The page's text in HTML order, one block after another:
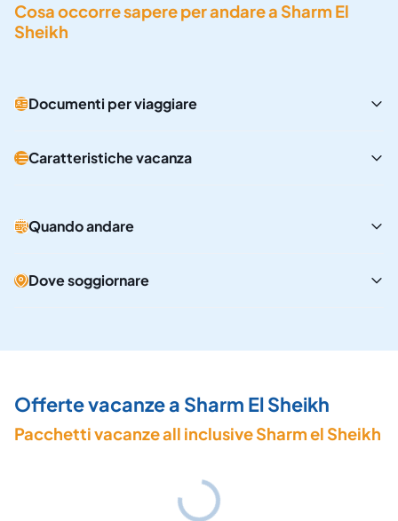
Cosa occorre sapere per andare a Sharm El
Sheikh
Documenti per viaggiare
Caratteristiche vacanza
Quando andare
Dove soggiornare
Offerte vacanze a Sharm El Sheikh
Pacchetti vacanze all inclusive Sharm el Sheikh